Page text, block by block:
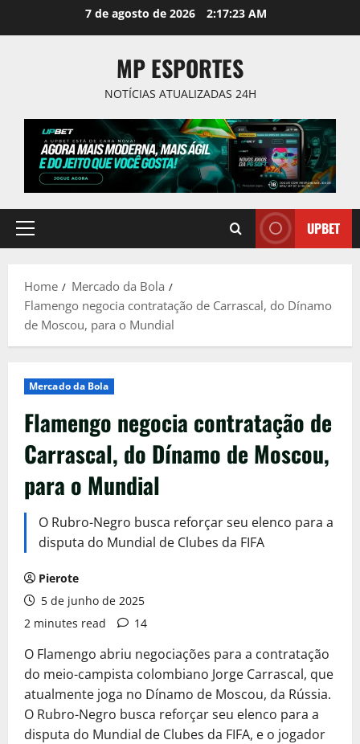
7 de agosto de 2026 2:17:23 AM
MP ESPORTES
NOTÍCIAS ATUALIZADAS 24H
Primary
UPBET
Home
Mercado da Bola
Flamengo negocia contratação de Carrascal, do Dínamo
de Moscou, para o Mundial
Mercado da Bola
Flamengo negocia contratação de
Carrascal, do Dínamo de Moscou,
para o Mundial
O Rubro-Negro busca reforçar seu elenco para a
disputa do Mundial de Clubes da FIFA
Pierote
5 de junho de 2025
2 minutes read
14
O Flamengo abriu negociações para a contratação
do meio-campista colombiano Jorge Carrascal, que
atualmente joga no Dínamo de Moscou, da Rússia.
O Rubro-Negro busca reforçar seu elenco para a
disputa do Mundial de Clubes da FIFA, e o jogador